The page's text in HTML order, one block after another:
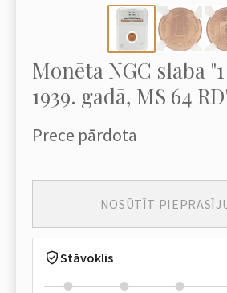
Monēta NGC slaba
1939. gadā, MS 64
Prece pārdota
NOSŪTĪT
Stāvoklis